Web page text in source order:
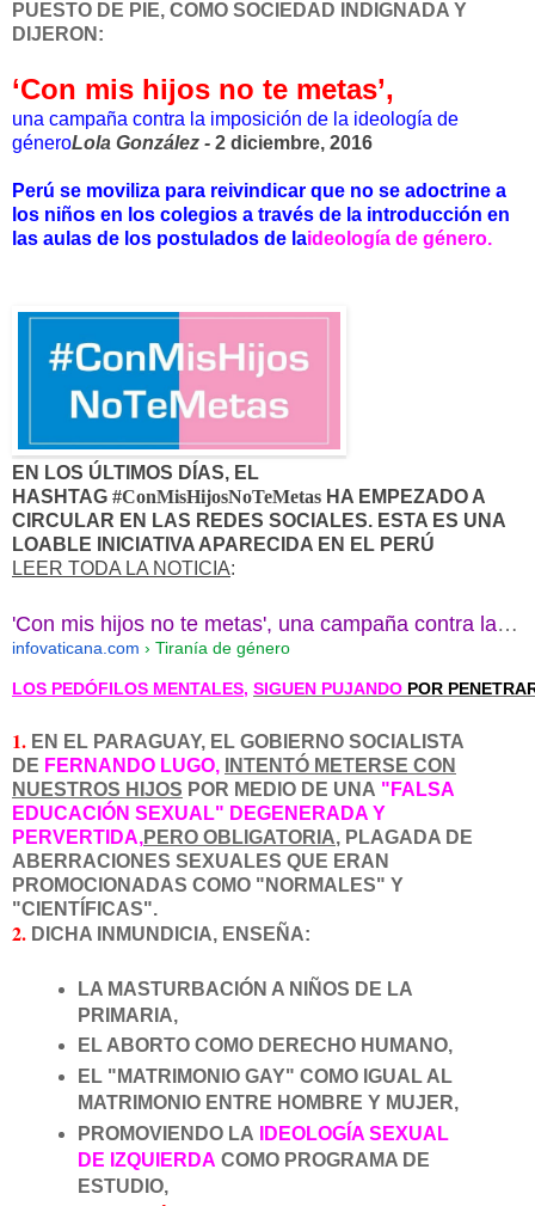
PUESTO DE PIE, COMO SOCIEDAD INDIGNADA Y
DIJERON:
‘Con mis hijos no te metas’,
una campaña contra la imposición de la ideología de
géneroLola González - 2 diciembre, 2016
Perú se moviliza para reivindicar que no se adoctrine a
los niños en los colegios a través de la introducción en
las aulas de los postulados de laideología de género.
EN LOS ÚLTIMOS DÍAS, EL
HASHTAG #ConMisHijosNoTeMetas HA EMPEZADO A
CIRCULAR EN LAS REDES SOCIALES. ESTA ES UNA
LOABLE INICIATIVA APARECIDA EN EL PERÚ
LEER TODA LA NOTICIA:
'Con mis hijos no te metas', una campaña contra la imposición de la ...
infovaticana.com › Tiranía de género
LOS PEDÓFILOS MENTALES, SIGUEN PUJANDO POR
1. EN EL PARAGUAY, EL GOBIERNO SOCIALISTA
DE FERNANDO LUGO,
INTENTÓ METERSE CON
NUESTROS HIJOS POR MEDIO DE UNA "FALSA
EDUCACIÓN SEXUAL" DEGENERADA Y
PERVERTIDA,PERO OBLIGATORIA, PLAGADA DE
ABERRACIONES SEXUALES QUE ERAN
PROMOCIONADAS COMO "NORMALES" Y
"CIENTÍFICAS".
2. DICHA INMUNDICIA, ENSEÑA:
LA MASTURBACIÓN A NIÑOS DE LA
PRIMARIA,
EL ABORTO COMO DERECHO HUMANO,
EL "MATRIMONIO GAY" COMO IGUAL AL
MATRIMONIO ENTRE HOMBRE Y MUJER,
PROMOVIENDO LA
IDEOLOGÍA SEXUAL
DE IZQUIERDA COMO PROGRAMA DE
ESTUDIO,